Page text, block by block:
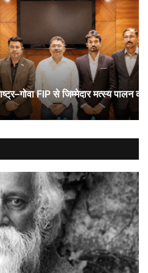
FIP से जिम्मेदार मत्स्य पालन को